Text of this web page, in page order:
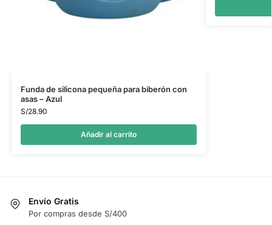
Funda de silicona pequeña para biberón con
asas – Azul
S/28.90
Añadir al carrito
Envío Gratis
Por compras desde S/400